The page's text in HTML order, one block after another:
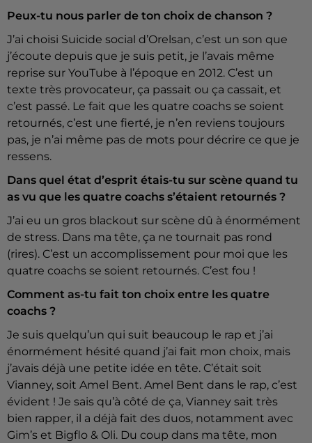
Peux-tu nous parler de ton choix de chanson ?
J’ai choisi Suicide social d’Orelsan, c’est un son que
j’écoute depuis que je suis petit, je l’avais même
reprise sur YouTube à l’époque en 2012. C’est un
texte très provocateur, ça passait ou ça cassait, et
c’est passé. Le fait que les quatre coachs se soient
retournés, c’est une fierté, je n’en reviens toujours
pas, je n’ai même pas de mots pour décrire ce que je
ressens.
Dans quel état d’esprit étais-tu sur scène quand tu
as vu que les quatre coachs s’étaient retournés ?
J’ai eu un gros blackout sur scène dû à énormément
de stress. Dans ma tête, ça ne tournait pas rond
(rires). C’est un accomplissement pour moi que les
quatre coachs se soient retournés. C’est fou !
Comment as-tu fait ton choix entre les quatre
coachs ?
Je suis quelqu’un qui suit beaucoup le rap et j’ai
énormément hésité quand j’ai fait mon choix, mais
j’avais déjà une petite idée en tête. C’était soit
Vianney, soit Amel Bent. Amel Bent dans le rap, c’est
évident ! Je sais qu’à côté de ça, Vianney sait très
bien rapper, il a déjà fait des duos, notamment avec
Gim’s et Bigflo & Oli. Du coup dans ma tête, mon